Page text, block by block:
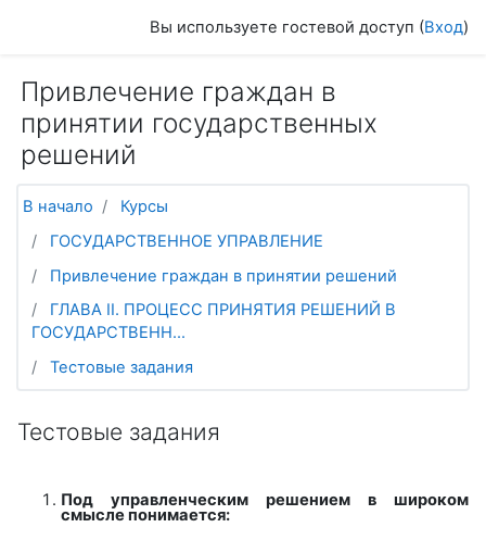
Вы используете гостевой доступ (Вход)
Привлечение граждан в
принятии государственных
решений
В начало
Курсы
ГОСУДАРСТВЕННОЕ УПРАВЛЕНИЕ
Привлечение граждан в принятии решений
ГЛАВА II. ПРОЦЕСС ПРИНЯТИЯ РЕШЕНИЙ В
ГОСУДАРСТВЕНН...
Тестовые задания
Тестовые задания
Под управленческим решением в широком
смысле понимается: